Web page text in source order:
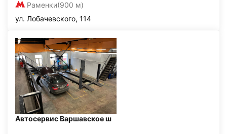
Раменки(900 м)
ул. Лобачевского, 114
Автосервис Варшавское ш